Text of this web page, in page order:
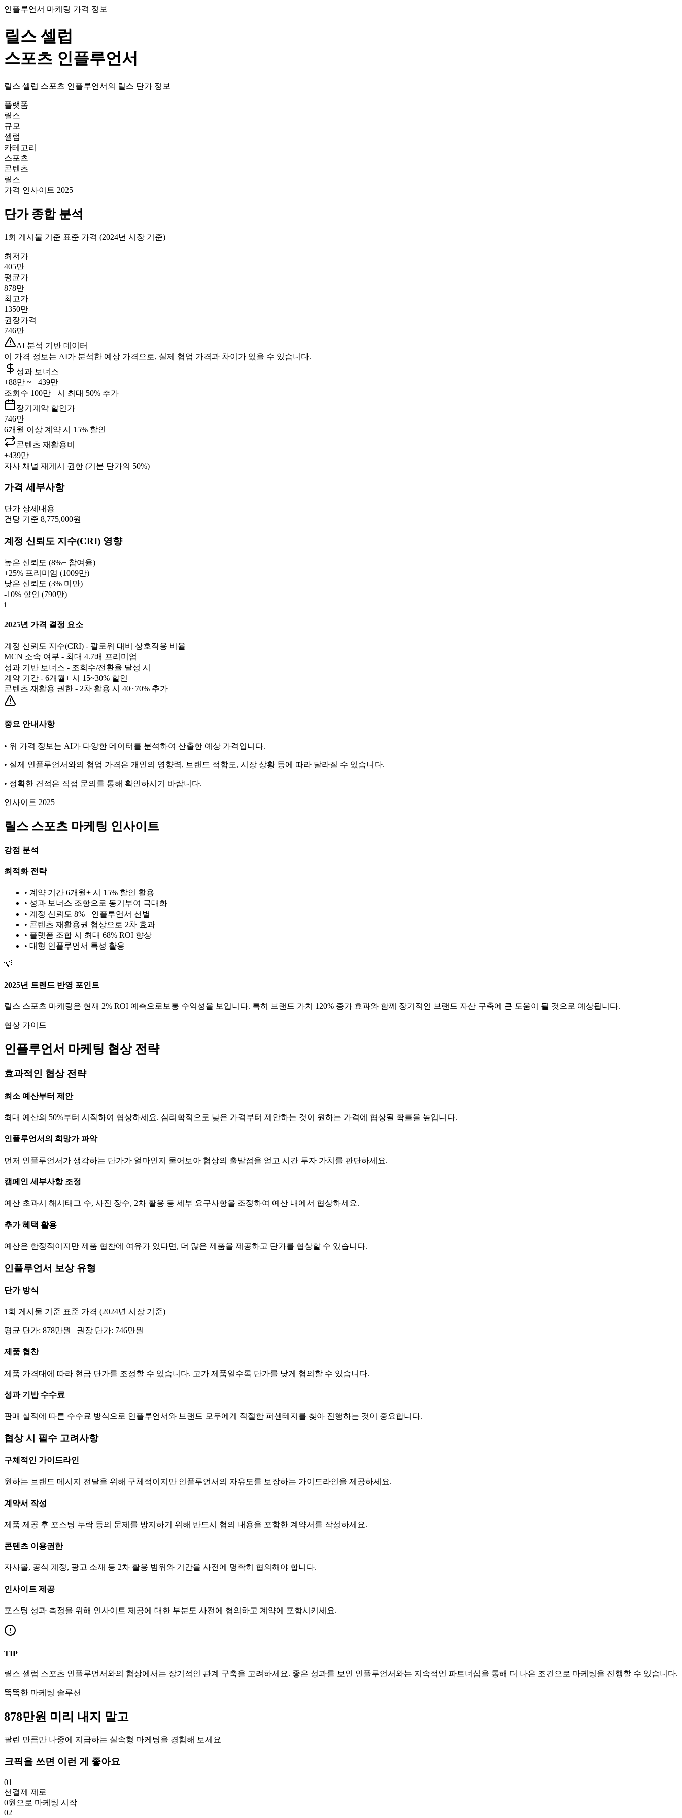
인플루언서 마케팅 가격 정보
릴스 셀럽
스포츠 인플루언서
릴스 셀럽 스포츠 인플루언서의 릴스 단가 정보
플랫폼
릴스
규모
셀럽
카테고리
스포츠
콘텐츠
릴스
가격 인사이트 2025
단가종합 분석
1회 게시물 기준 표준 가격 (2024년 시장 기준)
최저가
405만
평균가
878만
최고가
1350만
권장가격
746만
AI 분석 기반 데이터
이 가격 정보는 AI가 분석한 예상 가격으로, 실제 협업 가격과 차이가 있을 수 있습니다.
성과 보너스
+88만 ~ +439만
조회수 100만+ 시 최대 50% 추가
장기계약 할인가
746만
6개월 이상 계약 시 15% 할인
콘텐츠 재활용비
+439만
자사 채널 재게시 권한 (기본 단가의 50%)
가격 세부사항
단가 상세내용
건당 기준 8,775,000원
계정 신뢰도 지수(CRI) 영향
높은 신뢰도 (8%+ 참여율)
+25% 프리미엄 (1009만)
낮은 신뢰도 (3% 미만)
-10% 할인 (790만)
i
2025년 가격 결정 요소
계정 신뢰도 지수(CRI) - 팔로워 대비 상호작용 비율
MCN 소속 여부 - 최대 4.7배 프리미엄
성과 기반 보너스 - 조회수/전환율 달성 시
계약 기간 - 6개월+ 시 15~30% 할인
콘텐츠 재활용 권한 - 2차 활용 시 40~70% 추가
중요 안내사항
• 위 가격 정보는 AI가 다양한 데이터를 분석하여 산출한 예상 가격입니다.
• 실제 인플루언서와의 협업 가격은 개인의 영향력, 브랜드 적합도, 시장 상황 등에 따라 달라질 수 있습니다.
• 정확한 견적은 직접 문의를 통해 확인하시기 바랍니다.
인사이트 2025
릴스 스포츠 마케팅 인사이트
강점 분석
최적화 전략
• 계약 기간 6개월+ 시 15% 할인 활용
• 성과 보너스 조항으로 동기부여 극대화
• 계정 신뢰도 8%+ 인플루언서 선별
• 콘텐츠 재활용권 협상으로 2차 효과
• 플랫폼 조합 시 최대 68% ROI 향상
• 대형 인플루언서 특성 활용
💡
2025년 트렌드 반영 포인트
릴스 스포츠 마케팅은 현재 2% ROI 예측으로 보통 수익성을 보입니다. 특히 브랜드 가치 120% 증가 효과와 함께 장기적인 브랜드 자산 구축에 큰 도움이 될 것으로 예상됩니다.
협상 가이드
인플루언서 마케팅 협상 전략
효과적인 협상 전략
최소 예산부터 제안
최대 예산의 50%부터 시작하여 협상하세요. 심리학적으로 낮은 가격부터 제안하는 것이 원하는 가격에 협상될 확률을 높입니다.
인플루언서의 희망가 파악
먼저 인플루언서가 생각하는 단가가 얼마인지 물어보아 협상의 출발점을 얻고 시간 투자 가치를 판단하세요.
캠페인 세부사항 조정
예산 초과시 해시태그 수, 사진 장수, 2차 활용 등 세부 요구사항을 조정하여 예산 내에서 협상하세요.
추가 혜택 활용
예산은 한정적이지만 제품 협찬에 여유가 있다면, 더 많은 제품을 제공하고 단가를 협상할 수 있습니다.
인플루언서 보상 유형
단가방식
1회 게시물 기준 표준 가격 (2024년 시장 기준)
평균 단가: 878만원 | 권장 단가: 746만원
제품 협찬
제품 가격대에 따라 현금 단가를 조정할 수 있습니다. 고가 제품일수록 단가를 낮게 협의할 수 있습니다.
성과 기반 수수료
판매 실적에 따른 수수료 방식으로 인플루언서와 브랜드 모두에게 적절한 퍼센테지를 찾아 진행하는 것이 중요합니다.
협상 시 필수 고려사항
구체적인 가이드라인
원하는 브랜드 메시지 전달을 위해 구체적이지만 인플루언서의 자유도를 보장하는 가이드라인을 제공하세요.
계약서 작성
제품 제공 후 포스팅 누락 등의 문제를 방지하기 위해 반드시 협의 내용을 포함한 계약서를 작성하세요.
콘텐츠 이용권한
자사몰, 공식 계정, 광고 소재 등 2차 활용 범위와 기간을 사전에 명확히 협의해야 합니다.
인사이트 제공
포스팅 성과 측정을 위해 인사이트 제공에 대한 부분도 사전에 협의하고 계약에 포함시키세요.
TIP
릴스 셀럽 스포츠 인플루언서와의 협상에서는 장기적인 관계 구축을 고려하세요. 좋은 성과를 보인 인플루언서와는 지속적인 파트너십을 통해 더 나은 조건으로 마케팅을 진행할 수 있습니다.
똑똑한 마케팅 솔루션
878만원 미리 내지 말고
팔린 만큼만 나중에 지급하는 실속형 마케팅을 경험해 보세요
크픽을 쓰면 이런 게 좋아요
01
선결제 제로
0원으로 마케팅 시작
02